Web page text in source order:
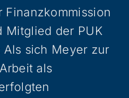
Finanzkommission
Mitglied der PUK
Als sich Meyer zur
als